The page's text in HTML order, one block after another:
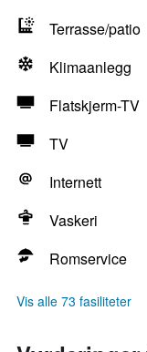
Terrasse/patio
Klimaanlegg
Flatskjerm-TV
TV
Internett
Vaskeri
Romservice
Vis alle 73 fasiliteter